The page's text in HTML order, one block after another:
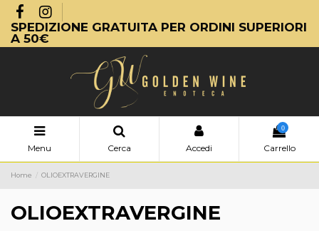
SPEDIZIONE GRATUITA PER ORDINI SUPERIORI
A 50€
Menu Cerca Accedi
0
Carrello
Home OLIOEXTRAVERGINE
OLIOEXTRAVERGINE